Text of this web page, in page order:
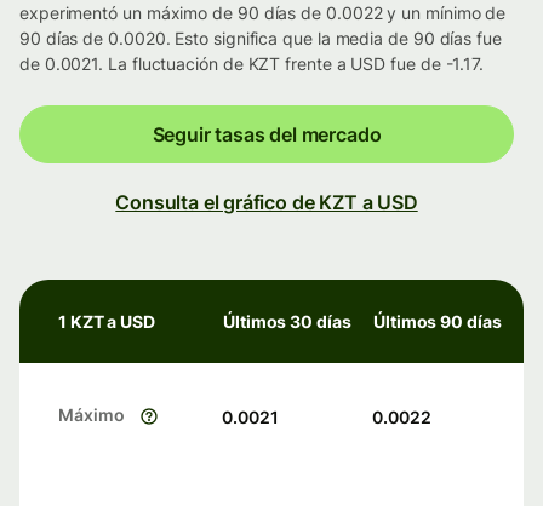
experimentó un máximo de 90 días de 0.0022 y un mínimo de
90 días de 0.0020. Esto significa que la media de 90 días fue
de 0.0021. La fluctuación de KZT frente a USD fue de -1.17.
Seguir tasas del mercado
Consulta el gráfico de KZT a USD
1 KZT a USD Últimos 30 días Últimos 90 días
Máximo 0.0021 0.0022